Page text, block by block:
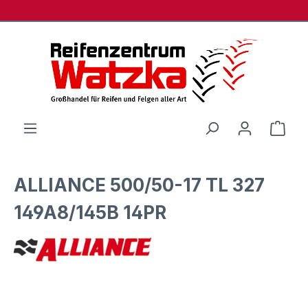
ALLIANCE 500/50-17 TL 327
149A8/145B 14PR